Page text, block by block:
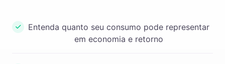
Entenda quanto seu consumo pode representar
em economia e retorno